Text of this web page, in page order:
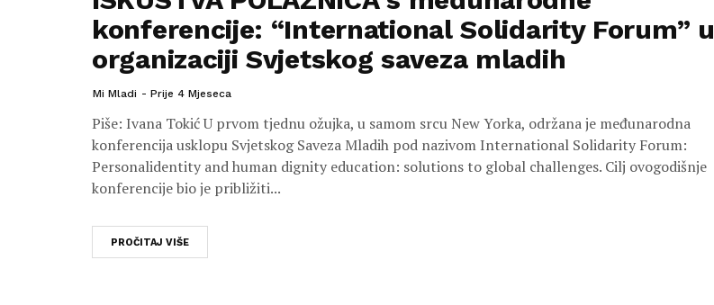
konferencije: “International Solidarity Forum” u
organizaciji Svjetskog saveza mladih
Mi Mladi Prije 4 Mjeseca
Piše: Ivana Tokić U prvom tjednu ožujka, u samom srcu New Yorka, održana je međunarodna
konferencija usklopu Svjetskog Saveza Mladih pod nazivom International Solidarity Forum:
Personalidentity and human dignity education: solutions to global challenges. Cilj ovogodišnje
konferencije bio je približiti...
PROČITAJ VIŠE